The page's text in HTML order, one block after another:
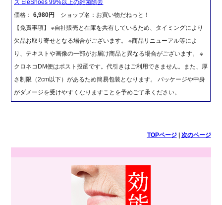
ズ EleShoes 99%以上の雑菌除去
価格：6,980円
ショップ名：お買い物だねっと！
【免責事項】 ※自社販売と在庫を共有しているため、タイミングにより
欠品お取り寄せとなる場合がございます。 ※商品リニューアル等によ
り、テキストや画像の一部がお届け商品と異なる場合がございます。 ※
クロネコDM便はポスト投函です。代引きはご利用できません。また、厚
さ制限（2cm以下）があるため簡易包装となります。 パッケージや中身
がダメージを受けやすくなりますことを予めご了承ください。
TOPページ| 次のページ